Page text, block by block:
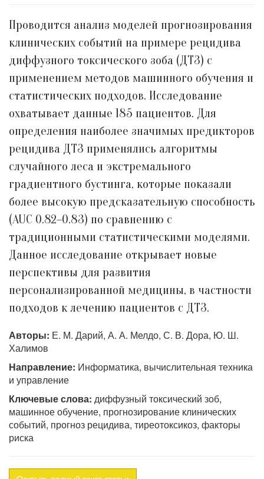
Проводится анализ моделей прогнозирования
клинических событий на примере рецидива
диффузного токсического зоба (ДТЗ) с
применением методов машинного обучения и
статистических подходов. Исследование
охватывает данные 185 пациентов. Для
определения наиболее значимых предикторов
рецидива ДТЗ применялись алгоритмы
случайного леса и экстремального
градиентного бустинга, которые показали
более высокую предсказательную способность
(AUC 0.82–0.83) по сравнению с
традиционными статистическими моделями.
Данное исследование открывает новые
перспективы для развития
персонализированной медицины, в частности
подходов к лечению пациентов с ДТЗ.
Авторы: Е. М. Дарий, А. А. Мелдо, С. В. Дора, Ю. Ш.
Халимов
Направление: Информатика, вычислительная техника
и управление
Ключевые слова: диффузный токсический зоб,
машинное обучение, прогнозирование клинических
событий, прогноз рецидива, тиреотоксикоз, факторы
риска